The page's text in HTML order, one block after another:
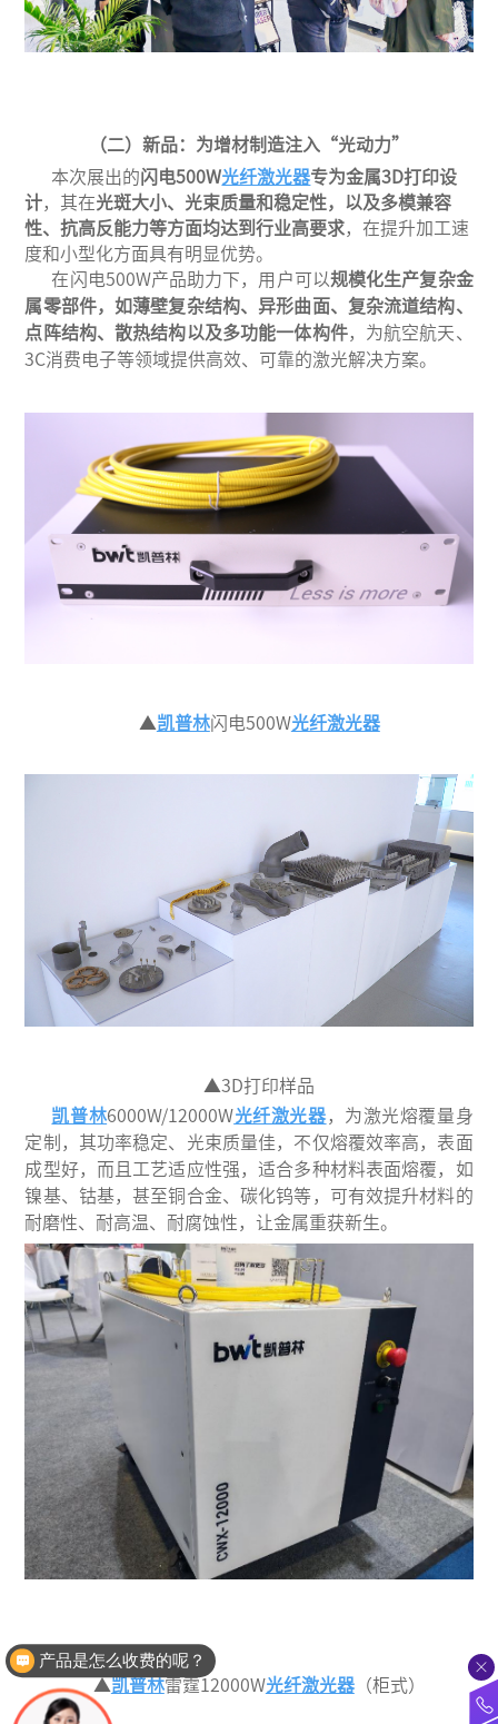
（二） 新品：为增材制造注入
“光动力”
本次展出的闪电500W光纤激光器专为金属3D打印设
计， 其在光斑大小、光束质量和稳定性， 以及‌多模兼容
性、抗高反能力等方面均达到行业高要求，在提升加工速
度和小型化方面具有明显优势。
在闪电500W产品助力下，用户可以规模化生产复杂金
属零部件，如薄壁复杂结构、异形曲面、复杂流道结构、
点阵结构、散热结构以及多功能一体构件，为航空航天、
3C消费电子等领域提供高效、可靠的激光解决方案。
▲凯普林闪电500W光纤激光器
▲3D打印样品
凯普林6000W/12000W光纤激光器，为激光熔覆量身
定制 ，其功率稳定、光束质量佳，不仅熔覆效率高，表面
成型好，而且工艺适应性强，适合多种材料表面熔覆，如
镍基、钴基，甚至铜合金、碳化钨等，可有效提升材料的
耐磨性、耐高温、耐腐蚀性，让金属重获新生。
▲凯普林雷霆12000W光纤激光器（柜式）
介绍下你们产品的参数